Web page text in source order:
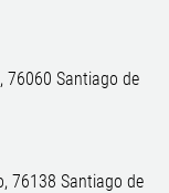
76060 Santiago de
76138 Santiago de